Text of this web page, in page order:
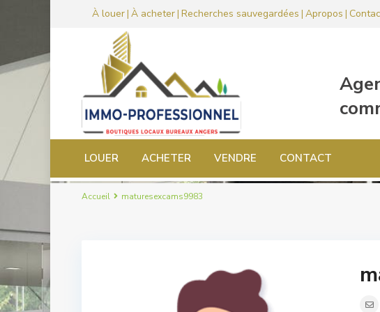
À louer| À acheter| Recherches sauvegardées | Apropos |
LOUER ACHETER VENDRE CONTACT
Accueil maturesexcams9983